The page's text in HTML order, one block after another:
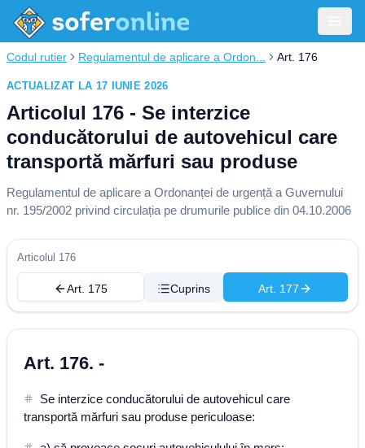
Codul rutier Regulamentul de aplicare a Ordon... Art. 176
ACTUALIZAT LA 17 IUNIE 2026
Articolul 176 - Se interzice
conducătorului de autovehicul care
transportă mărfuri sau produse
Regulamentul de aplicare a Ordonanței de urgență a Guvernului
nr. 195/2002 privind circulația pe drumurile publice din 04.10.2006
Articolul 176
Art. 175 Cuprins Art. 177
Art. 176. -
Se interzice conducătorului de autovehicul care
transportă mărfuri sau produse periculoase: